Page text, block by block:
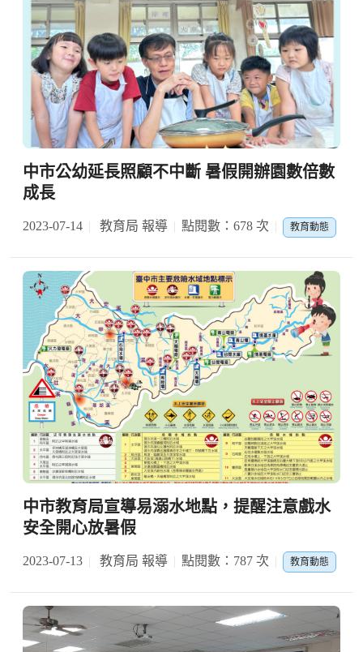
中市公幼延長照顧不中斷 暑假開辦園數倍數
成長
2023-07-14 教育局 報導 點閱數：678 次 教育動態
中市教育局宣導易溺水地點，提醒注意戲水
安全開心放暑假
2023-07-13 教育局 報導 點閱數：787 次 教育動態